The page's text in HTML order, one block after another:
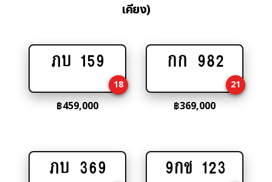
เคียง)
Add
cart
ภบ 159
18
฿459,000
Add
cart
กก 982
21
฿369,000
Add
ภบ 369
Add
9กช 123